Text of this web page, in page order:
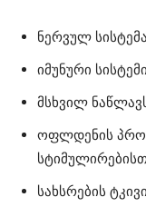
ნერვულ
იმუნური
მსხვილ
ოფლდენის
სახსრების